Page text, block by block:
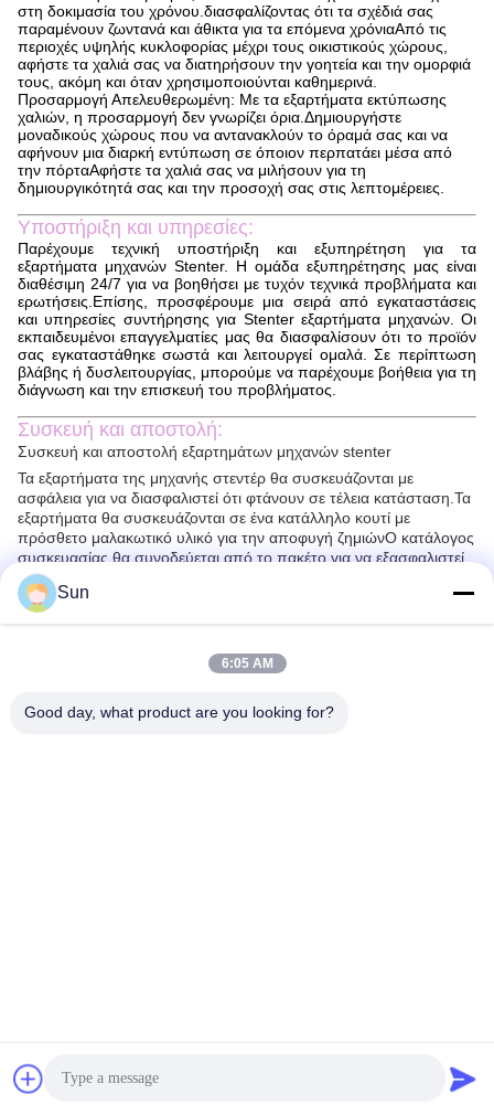
στη δοκιμασία του χρόνου.διασφαλίζοντας ότι τα σχέδιά σας
παραμένουν ζωντανά και άθικτα για τα επόμενα χρόνιαΑπό τις
περιοχές υψηλής κυκλοφορίας μέχρι τους οικιστικούς χώρους,
αφήστε τα χαλιά σας να διατηρήσουν την γοητεία και την ομορφιά
τους, ακόμη και όταν χρησιμοποιούνται καθημερινά.
Προσαρμογή Απελευθερωμένη: Με τα εξαρτήματα εκτύπωσης
χαλιών, η προσαρμογή δεν γνωρίζει όρια.Δημιουργήστε
μοναδικούς χώρους που να αντανακλούν το όραμά σας και να
αφήνουν μια διαρκή εντύπωση σε όποιον περπατάει μέσα από
την πόρταΑφήστε τα χαλιά σας να μιλήσουν για τη
δημιουργικότητά σας και την προσοχή σας στις λεπτομέρειες.
Υποστήριξη και υπηρεσίες:
Παρέχουμε τεχνική υποστήριξη και εξυπηρέτηση για τα
εξαρτήματα μηχανών Stenter. Η ομάδα εξυπηρέτησης μας είναι
διαθέσιμη 24/7 για να βοηθήσει με τυχόν τεχνικά προβλήματα και
ερωτήσεις.Επίσης, προσφέρουμε μια σειρά από εγκαταστάσεις
και υπηρεσίες συντήρησης για Stenter εξαρτήματα μηχανών. Οι
εκπαιδευμένοι επαγγελματίες μας θα διασφαλίσουν ότι το προϊόν
σας εγκαταστάθηκε σωστά και λειτουργεί ομαλά. Σε περίπτωση
βλάβης ή δυσλειτουργίας, μπορούμε να παρέχουμε βοήθεια για τη
διάγνωση και την επισκευή του προβλήματος.
Συσκευή και αποστολή:
Συσκευή και αποστολή εξαρτημάτων μηχανών stenter
Τα εξαρτήματα της μηχανής στεντέρ θα συσκευάζονται με
ασφάλεια για να διασφαλιστεί ότι φτάνουν σε τέλεια κατάσταση.Τα
εξαρτήματα θα συσκευάζονται σε ένα κατάλληλο κουτί με
πρόσθετο μαλακωτικό υλικό για την αποφυγή ζημιώνΟ κατάλογος
συσκευασίας θα συνοδεύεται από το πακέτο για να εξασφαλιστεί
ότι όλα τα μέρη έχουν καταγραφεί.
Τα εξαρτήματα της μηχανής stenter θα αποσταλούν μέσω ενός
αξιόπιστου ταχυμεταφορέα.Αλλά τα πακέτα θα παραδοθούν
Stenter;
Jayu, μια εταιρεία με έδρα την Κίνα.
Sun
6:05 AM
Good day, what product are you looking for?